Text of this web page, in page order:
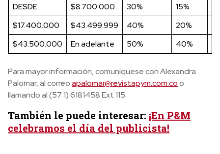
DESDE $8.700.000 30% 15%
$17.400.000
$43.499.999 40% 20%
$43.500.000
En adelante 50% 40%
Para mayor información, comuníquese con Alexandra
Palomar, al correoapalomar@revistapym.com.coo
llamando al (57 1) 6181458 Ext 115.
También le puede interesar: ¡En P&M
celebramos el día del publicista!